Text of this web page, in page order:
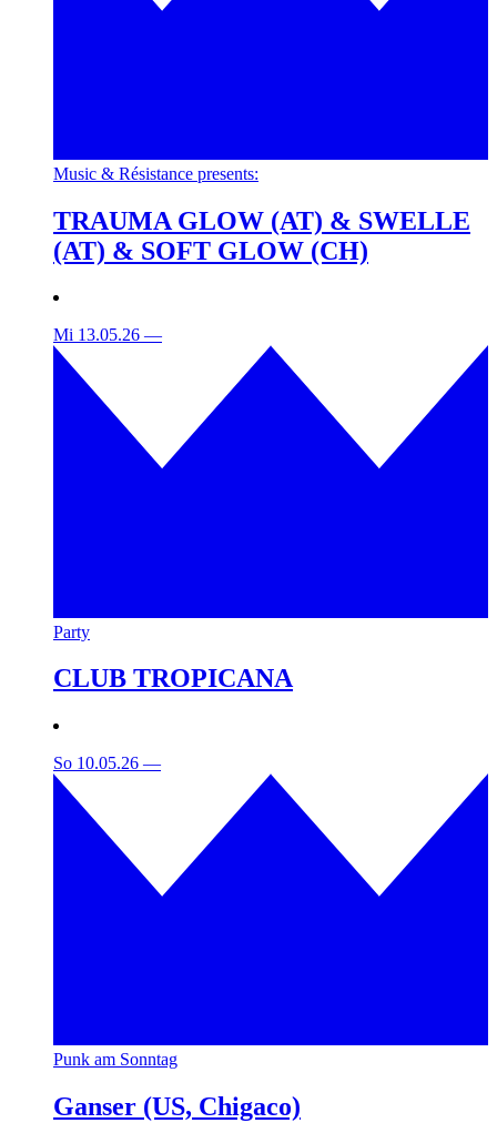
Music & Résistance presents:
TRAUMA GLOW (AT) & SWELLE
(AT) & SOFT GLOW (CH)
Mi 13.05.26 —
Party
CLUB TROPICANA
So 10.05.26 —
Punk am Sonntag
Ganser (US, Chigaco)